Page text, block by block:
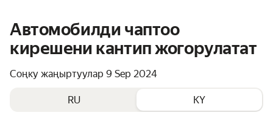
Автомобилди чаптоо
кирешени кантип жогорулатат
Соңку жаңыртуулар 9 Sep 2024
RU KY